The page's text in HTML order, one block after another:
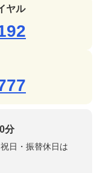
ヤル
分
日・振替休日は